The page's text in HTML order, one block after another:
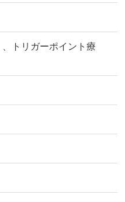
トリガーポイント療